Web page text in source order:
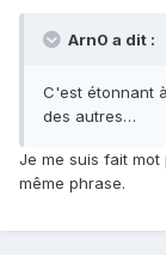
Arn0 a dit :
C'est étonnant
des autres…
Je me suis fait
même phrase.